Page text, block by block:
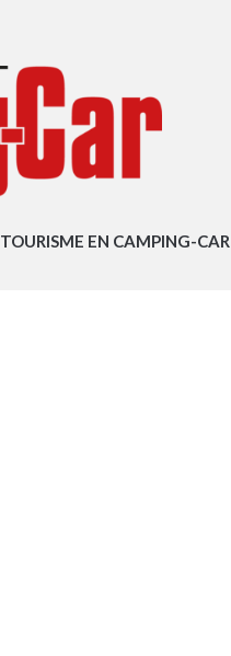
TOURISME EN CAMPING-CAR